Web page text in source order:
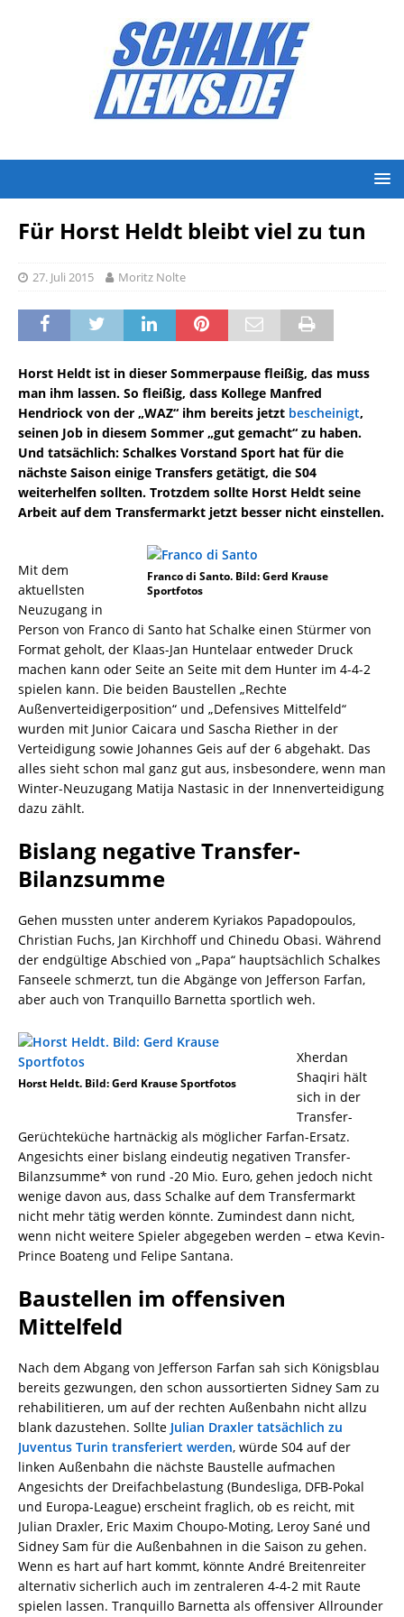
Für Horst Heldt bleibt viel zu tun
27. Juli 2015 Moritz Nolte
Horst Heldt ist in dieser Sommerpause fleißig, das muss
man ihm lassen. So fleißig, dass Kollege Manfred
Hendriock von der „WAZ“ ihm bereits jetzt bescheinigt,
seinen Job in diesem Sommer „gut gemacht“ zu haben.
Und tatsächlich: Schalkes Vorstand Sport hat für die
nächste Saison einige Transfers getätigt, die S04
weiterhelfen sollten. Trotzdem sollte Horst Heldt seine
Arbeit auf dem Transfermarkt jetzt besser nicht einstellen.
Franco di Santo. Bild: Gerd Krause
Sportfotos
Mit dem
aktuellsten
Neuzugang in
Person von Franco di Santo hat Schalke einen Stürmer von
Format geholt, der Klaas-Jan Huntelaar entweder Druck
machen kann oder Seite an Seite mit dem Hunter im 4-4-2
spielen kann. Die beiden Baustellen „Rechte
Außenverteidigerposition“ und „Defensives Mittelfeld“
wurden mit Junior Caicara und Sascha Riether in der
Verteidigung sowie Johannes Geis auf der 6 abgehakt. Das
alles sieht schon mal ganz gut aus, insbesondere, wenn man
Winter-Neuzugang Matija Nastasic in der Innenverteidigung
dazu zählt.
Bislang negative Transfer-
Bilanzsumme
Gehen mussten unter anderem Kyriakos Papadopoulos,
Christian Fuchs, Jan Kirchhoff und Chinedu Obasi. Während
der endgültige Abschied von „Papa“ hauptsächlich Schalkes
Fanseele schmerzt, tun die Abgänge von Jefferson Farfan,
aber auch von Tranquillo Barnetta sportlich weh.
Horst Heldt. Bild: Gerd Krause Sportfotos
Xherdan
Shaqiri hält
sich in der
Transfer-
Gerüchteküche hartnäckig als möglicher Farfan-Ersatz.
Angesichts einer bislang eindeutig negativen Transfer-
Bilanzsumme* von rund -20 Mio. Euro, gehen jedoch nicht
wenige davon aus, dass Schalke auf dem Transfermarkt
nicht mehr tätig werden könnte. Zumindest dann nicht,
wenn nicht weitere Spieler abgegeben werden – etwa Kevin-
Prince Boateng und Felipe Santana.
Baustellen im offensiven
Mittelfeld
Nach dem Abgang von Jefferson Farfan sah sich Königsblau
bereits gezwungen, den schon aussortierten Sidney Sam zu
rehabilitieren, um auf der rechten Außenbahn nicht allzu
blank dazustehen. Sollte Julian Draxler tatsächlich zu
Juventus Turin transferiert werden, würde S04 auf der
linken Außenbahn die nächste Baustelle aufmachen
Angesichts der Dreifachbelastung (Bundesliga, DFB-Pokal
und Europa-League) erscheint fraglich, ob es reicht, mit
Julian Draxler, Eric Maxim Choupo-Moting, Leroy Sané und
Sidney Sam für die Außenbahnen in die Saison zu gehen.
Wenn es hart auf hart kommt, könnte André Breitenreiter
alternativ sicherlich auch im zentraleren 4-4-2 mit Raute
spielen lassen. Tranquillo Barnetta als offensiver Allrounder